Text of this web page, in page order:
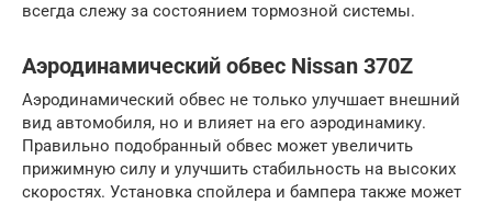
всегда слежу за состоянием тормозной системы.
Аэродинамический обвес Nissan 370Z
Аэродинамический обвес не только улучшает внешний
вид автомобиля, но и влияет на его аэродинамику.
Правильно подобранный обвес может увеличить
прижимную силу и улучшить стабильность на высоких
скоростях. Установка спойлера и бампера также может